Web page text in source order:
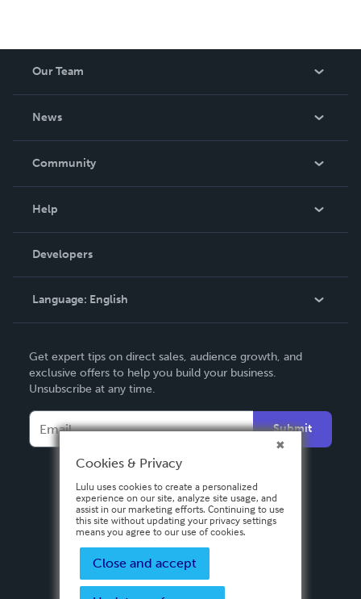
Our Team
News
In The News
Community
Podcast
Help
Order Lookup
Knowledge Base
Contact Support
Developers
Language: English
Deutsch
Français
Español
Get expert tips on direct sales, audience growth, and
exclusive offers to help you build your business.
Unsubscribe at any time.
Submit
Cookies & Privacy
Lulu uses cookies to create a personalized
experience on our site, analyze site usage, and
assist in our marketing efforts. Continuing to use
this site without updating your privacy settings
means you agree to our use of cookies.
Close and accept